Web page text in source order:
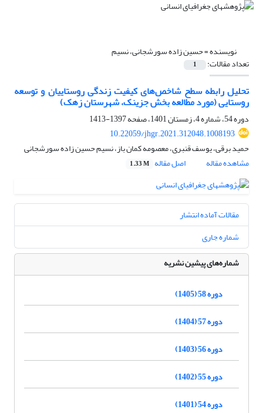
نویسنده =حسین زاده سورشجانی، نسیم
تعداد مقالات: 1
تحلیل رابطه سطح شاخص‌های کیفیت زندگی روستاییان و توسعه
روستایی (مورد مطالعه بخش جزینک، شهرستان زهک)
دوره 54، شماره 4، زمستان 1401، صفحه
1397-1413
10.22059/jhgr.2021.312048.1008193
حمید برقی، یوسف قنبری، معصومه کمان باز، نسیم حسین زاده سورشجانی
مشاهده مقاله
اصل مقاله 1.33 M
مقالات آماده انتشار
شماره جاری
شماره‌های پیشین نشریه
دوره 58 (1405)
دوره 57 (1404)
دوره 56 (1403)
دوره 55 (1402)
دوره 54 (1401)